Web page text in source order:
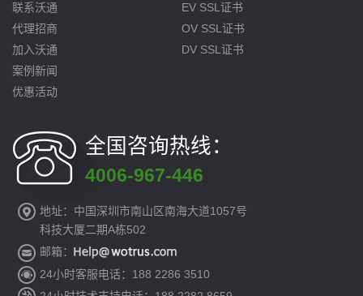
联系沃通
代理招商
加入沃通
案例新闻
优惠活动
EV SSL证书
OV SSL证书
DV SSL证书
全国咨询热线：
4006-967-446
地址：中国深圳市南山区南海大道1057号
科技大厦二期A栋502
邮箱：
24小时客服电话：188 2286 3510